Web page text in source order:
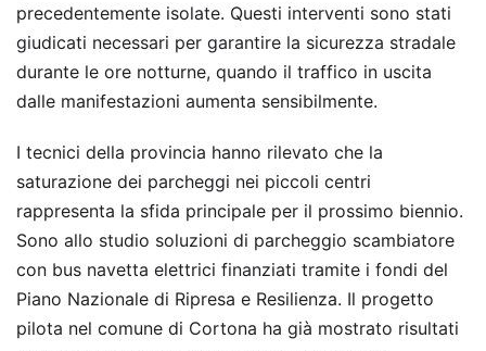
precedentemente isolate. Questi interventi sono stati
giudicati necessari per garantire la sicurezza stradale
durante le ore notturne, quando il traffico in uscita
dalle manifestazioni aumenta sensibilmente.
I tecnici della provincia hanno rilevato che la
saturazione dei parcheggi nei piccoli centri
rappresenta la sfida principale per il prossimo biennio.
Sono allo studio soluzioni di parcheggio scambiatore
con bus navetta elettrici finanziati tramite i fondi del
Piano Nazionale di Ripresa e Resilienza. Il progetto
pilota nel comune di Cortona ha già mostrato risultati